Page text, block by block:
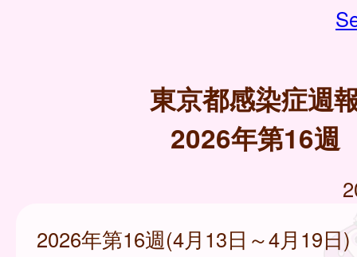
東京都感染症週
2026年第16週
2026年第16週(4月13日～4月19日)